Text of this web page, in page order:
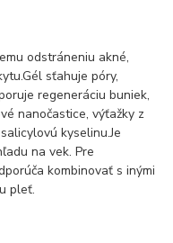
odstráneniu akné,
sťahuje póry,
regeneráciu buniek,
nanočastice, výťažky z
kyselinu.Je
na vek. Pre
kombinovať s inými
pleť.